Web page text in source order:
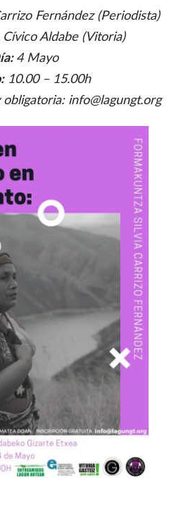
Fernández (Periodista)
Aldabe (Vitoria)
4 Mayo
10.00 – 15.00h
info@lagungt.org